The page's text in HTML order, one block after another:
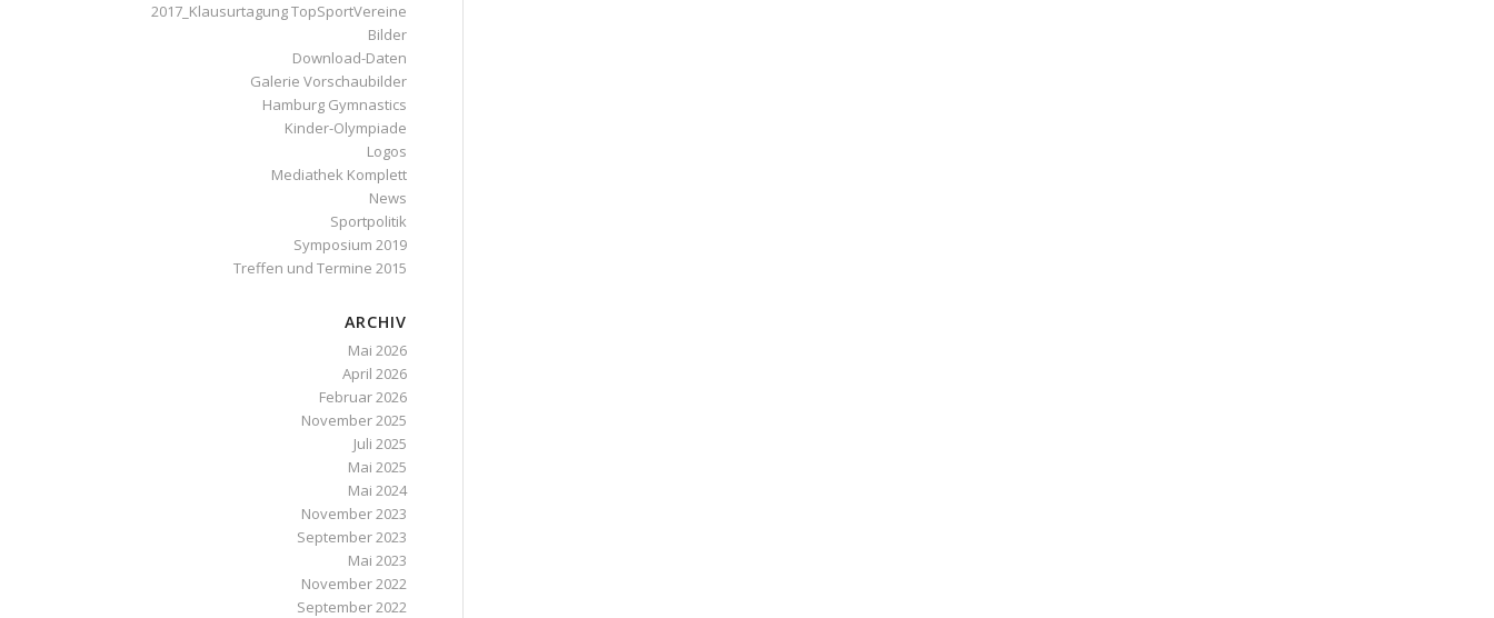
2017_Klausurtagung TopSportVereine
Bilder
Download-Daten
Galerie Vorschaubilder
Hamburg Gymnastics
Kinder-Olympiade
Logos
Mediathek Komplett
News
Sportpolitik
Symposium 2019
Treffen und Termine 2015
ARCHIV
Mai 2026
April 2026
Februar 2026
November 2025
Juli 2025
Mai 2025
Mai 2024
November 2023
September 2023
Mai 2023
November 2022
September 2022